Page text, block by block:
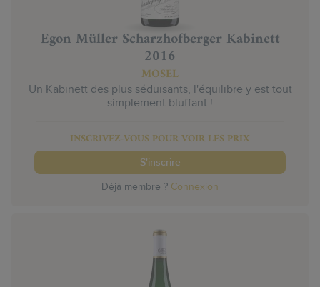
Egon Müller Scharzhofberger Kabinett
2016
MOSEL
Un Kabinett des plus séduisants, l'équilibre y est tout
simplement bluffant !
INSCRIVEZ-VOUS POUR VOIR LES PRIX
S'inscrire
Déjà membre ? Connexion